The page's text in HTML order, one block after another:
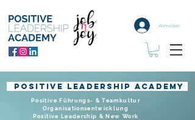
Anmelden
Positive leadership academy
Positive Führungs- & Teamkultur
Organisationsentwicklung
Positive Leadership & New Work